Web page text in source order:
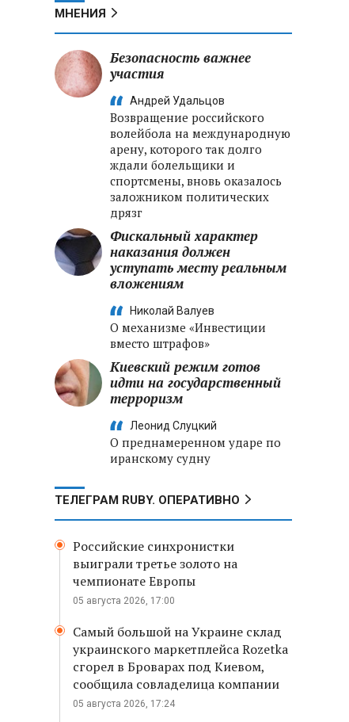
крупные кадровые
Минобороны РФ: новые
военно-строительные
подразделения будут возводить
стратегические объекты по всей
стране
МНЕНИЯ
Безопасность важнее
участия
Андрей Удальцов
Возвращение российского
волейбола на международную
арену, которого так долго
ждали болельщики и
спортсмены, вновь оказалось
заложником политических
дрязг
Фискальный характер
наказания должен
уступать месту реальным
вложениям
Николай Валуев
О механизме «Инвестиции
вместо штрафов»
Киевский режим готов
идти на государственный
терроризм
Леонид Слуцкий
О преднамеренном ударе по
иранскому судну
ТЕЛЕГРАМ RUBY. ОПЕРАТИВНО
Российские синхронистки
выиграли третье золото на
чемпионате Европы
05 августа 2026, 17:00
Самый большой на Украине склад
украинского маркетплейса Rozetka
сгорел в Броварах под Киевом,
сообщила совладелица компании
05 августа 2026, 17:24